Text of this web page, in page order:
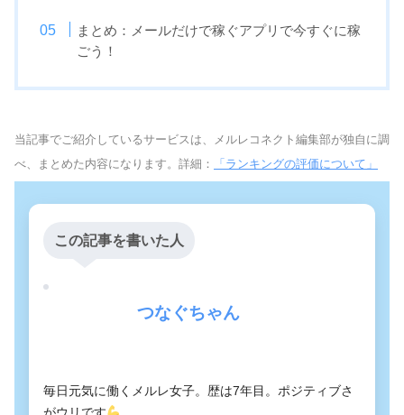
まとめ：メールだけで稼ぐアプリで今すぐに稼
ごう！
当記事でご紹介しているサービスは、メルレコネクト編集部が独自に調
べ、まとめた内容になります。詳細：
「ランキングの評価について」
この記事を書いた人
つなぐちゃん
毎日元気に働くメルレ女子。歴は7年目。ポジティブさ